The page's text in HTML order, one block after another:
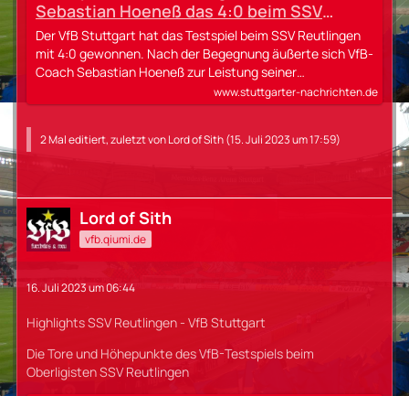
Sebastian Hoeneß das 4:0 beim SSV
Reutlingen
Der VfB Stuttgart hat das Testspiel beim SSV Reutlingen
mit 4:0 gewonnen. Nach der Begegnung äußerte sich VfB-
Coach Sebastian Hoeneß zur Leistung seiner…
www.stuttgarter-nachrichten.de
2 Mal editiert, zuletzt vonLord of Sith(15. Juli 2023 um 17:59)
Lord of Sith
vfb.qiumi.de
16. Juli 2023 um 06:44
Highlights SSV Reutlingen - VfB Stuttgart
Die Tore und Höhepunkte des VfB-Testspiels beim
Oberligisten SSV Reutlingen